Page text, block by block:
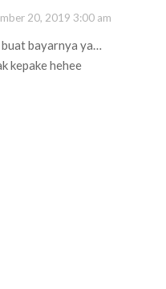
20, 2019 3:00 am
buat bayarnya ya…
kepake hehee